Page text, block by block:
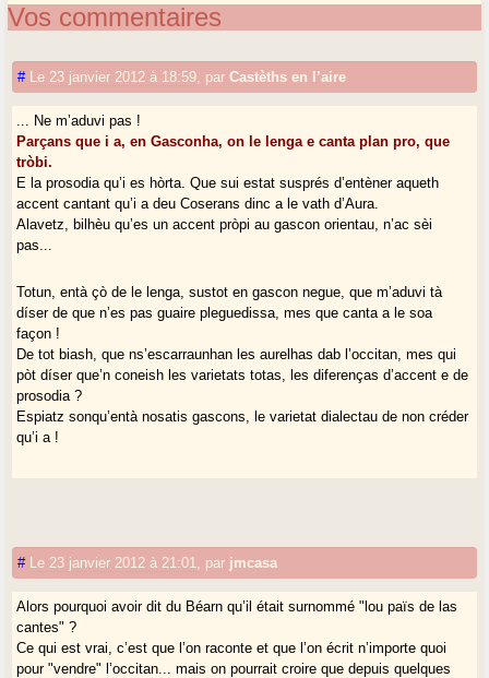
Vos commentaires
# Le 23 janvier 2012 à 18:59 parCastèths en l’aire
... Ne m’aduvi pas !
Parçans que i a, en Gasconha, on le lenga e canta plan pro, que
tròbi.
E la prosodia qu’i es hòrta. Que sui estat susprés d’entèner aqueth
accent cantant qu’i a deu Coserans dinc a le vath d’Aura.
Alavetz, bilhèu qu’es un accent pròpi au gascon orientau, n’ac sèi
pas...
Totun, entà çò de le lenga, sustot en gascon negue, que m’aduvi tà
díser de que n’es pas guaire pleguedissa, mes que canta a le soa
façon !
De tot biash, que ns’escarraunhan les aurelhas dab l’occitan, mes qui
pòt díser que’n coneish les varietats totas, les diferenças d’accent e de
prosodia ?
Espiatz sonqu’entà nosatis gascons, le varietat dialectau de non créder
qu’i a !
# Le 23 janvier 2012 à 21:01 par jmcasa
Alors pourquoi avoir dit du Béarn qu’il était surnommé "lou païs de las
cantes" ?
Ce qui est vrai, c’est que l’on raconte et que l’on écrit n’importe quoi
pour "vendre" l’occitan... mais on pourrait croire que depuis quelques